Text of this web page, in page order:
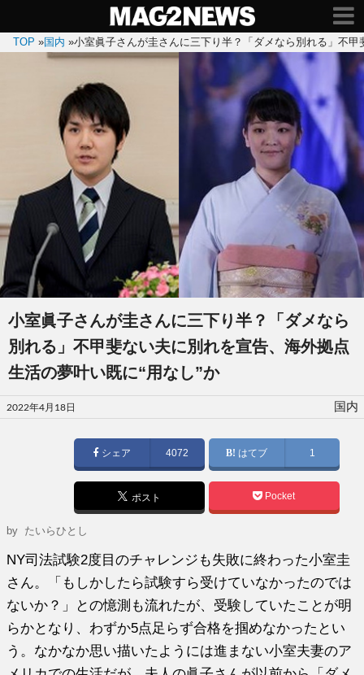
TOP »国内 »小室眞子さんが圭さんに三下り半？「ダメなら別れる」不
小室眞子さんが圭さんに三下り半？「ダメなら
別れる」不甲斐ない夫に別れを宣告、海外拠点
生活の夢叶い既に“用なし”か
投
稿
2022年4月18日 国内
シェア 4072 はてブ 1
ポスト Pocket
by たいらひとし
NY司法試験2度目のチャレンジも失敗に終わった小室圭
さん。「もしかしたら試験すら受けていなかったのでは
ないか？」との憶測も流れたが、受験していたことが明
らかとなり、わずか5点足らず合格を掴めなかったとい
う。なかなか思い描いたようには進まない小室夫妻のア